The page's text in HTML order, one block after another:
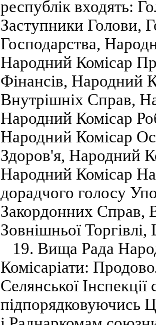
республік входять:
Заступники Голови,
Господарства,
Народний Комісар
Фінансів, Народний
Внутрішніх Справ,
Народний Комісар
Народний Комісар
Здоров'я, Народний
Народний Комісар
дорадчого голосу
Закордонних Справ,
Зовнішньої
19. Вища Рада
Комісаріати:
Селянської
підпорядковуючись